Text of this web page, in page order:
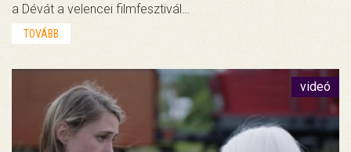
a Dévát a velencei filmfesztivál…
TOVÁBB
videó